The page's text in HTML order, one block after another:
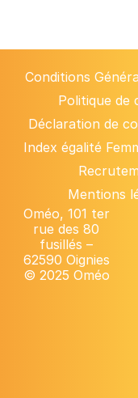
Conditions
Politique de
Déclaration de
Index égalité
Mentions
Oméo, 101 ter
rue des 80
fusillés –
62590 Oignies
© 2025 Oméo